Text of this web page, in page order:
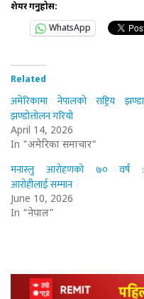
शेयर गर्नुहोस:
WhatsApp
Related
अमेरिकामा नेपालको राष्ट्रिय झण्डा
झण्डोत्तोलन गरियो
April 14, 2026
In "अमेरिका समाचार"
मनास्लु आरोहणको ७० वर्ष :
आरोहीलाई सम्मान
June 10, 2026
In "नेपाल"